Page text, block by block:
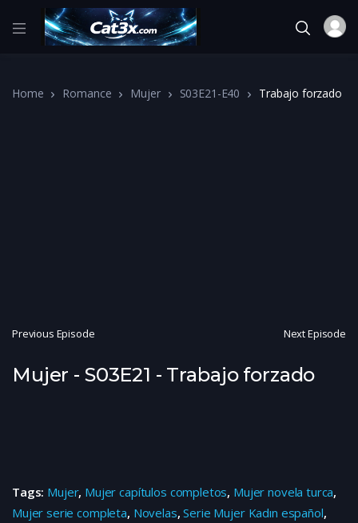
Home Romance Mujer S03E21-E40 Trabajo forzado
Previous Episode Next Episode
Mujer - S03E21 - Trabajo forzado
Tags: Mujer, Mujer capítulos completos, Mujer novela turca,
Mujer serie completa, Novelas,Serie Mujer Kadın español,